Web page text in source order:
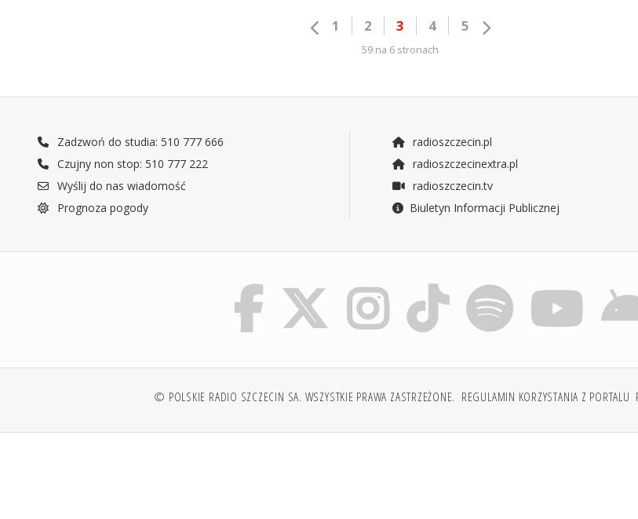
1 2 3 4 5
59 na 6 stronach
Zadzwoń do studia: 510 777 666
Czujny non stop: 510 777 222
Wyślij do nas wiadomość
Prognoza pogody
radioszczecin.pl
radioszczecinextra.pl
radioszczecin.tv
Biuletyn Informacji Publicznej
© POLSKIE RADIO SZCZECIN SA. WSZYSTKIE PRAWA ZASTRZEŻONE. REGULAMIN KORZYSTANIA Z PORTALU